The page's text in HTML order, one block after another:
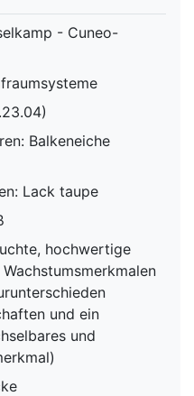
- Cuneo-
Balkeneiche
Lack taupe
hochwertige
und ein
und